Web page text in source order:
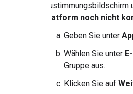
Zustimmungsbildschirm
Platform noch nicht
Geben Sie unter
Wählen Sie unter
Gruppe aus.
Klicken Sie auf